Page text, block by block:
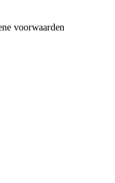
voorwaarden